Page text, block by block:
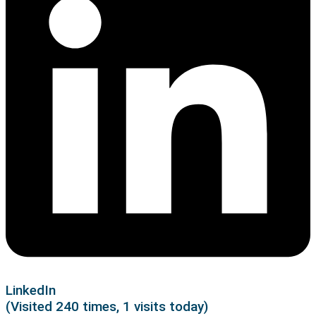
LinkedIn
(Visited 240 times, 1 visits today)